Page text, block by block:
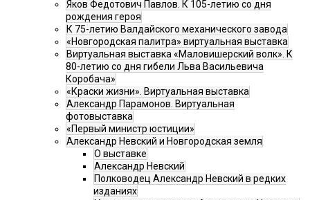
Яков Федотович Павлов. К 105-летию со дня
рождения героя
К 75-летию Валдайского механического завода
«Новгородская палитра» виртуальная выставка
Виртуальная выставка «Маловишерский волк». К
80-летию со дня гибели Льва Васильевича
Коробача»
«Краски жизни». Виртуальная выставка
Александр Парамонов. Виртуальная
фотовыставка
«Первый министр юстиции»
Александр Невский и Новгородская земля
О выставке
Александр Невский
Полководец Александр Невский в редких
изданиях